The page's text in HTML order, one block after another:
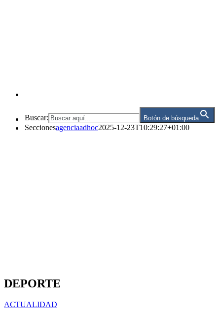
Buscar: Botón de búsqueda
Seccionesagenciaadhoc2025-12-23T10:29:27+01:00
DEPORTE
ACTUALIDAD